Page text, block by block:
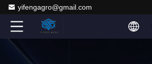
yifengagro@gmail.com